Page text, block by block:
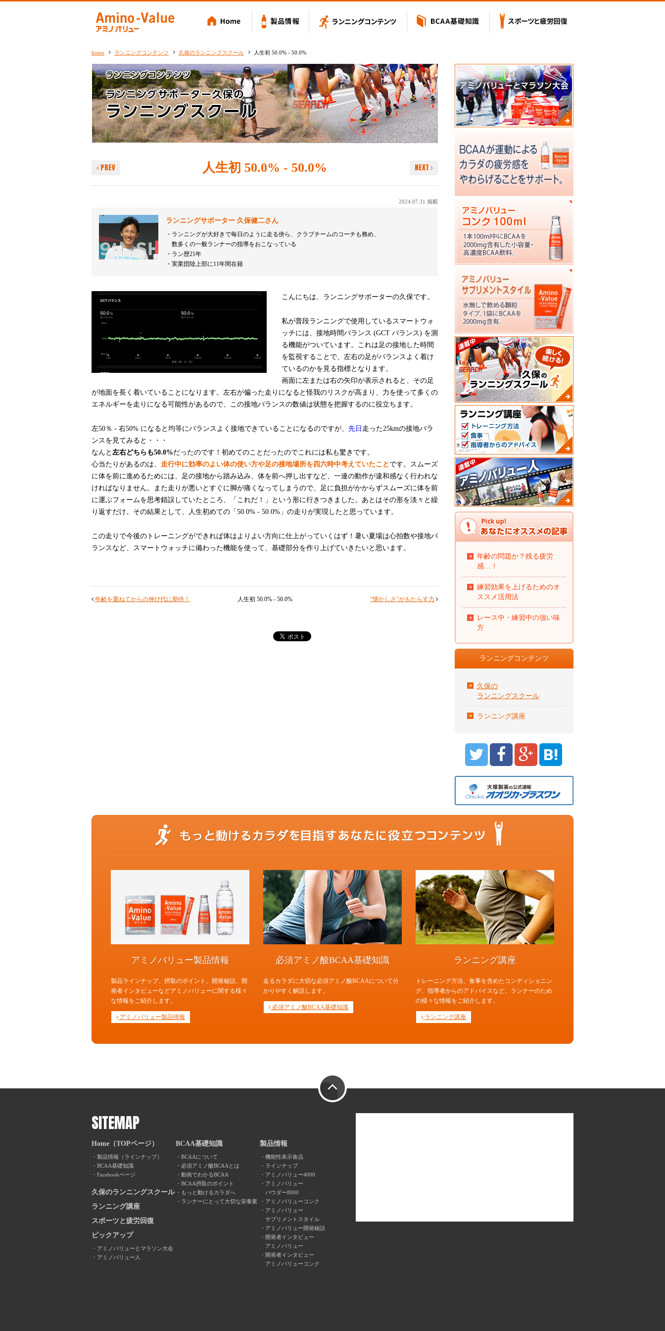
Amino-Value アミノバリュー BCAA基礎知識
home ランニングコンテンツ 久保のランニングスクール 人生初 50.0% - 50.0%
人生初 50.0% - 50.0%
PREV NEXT
2024.07.31 掲載
ランニングサポーター 久保健二さん
ランニングが大好きで毎日のように走る傍ら、クラブチームのコーチも務め、
数多くの一般ランナーの指導をおこなっている
ラン歴21年
実業団陸上部に11年間在籍
こんにちは、ランニングサポーターの久保です。
私が普段ランニングで使用しているスマートウォ
ッチには、接地時間バランス (GCT バランス) を測
る機能がついています。これは足の接地した時間
を監視することで、左右の足がバランスよく着け
ているのかを見る指標となります。
画面に左または右の矢印が表示されると、その足
が地面を長く着いていることになります。左右が偏った走りになると怪我のリスクが高まり、力を使って多くの
エネルギーを走りになる可能性があるので、この接地バランスの数値は状態を把握するのに役立ちます。
左50％ - 右50% になると均等にバランスよく接地できていることになるのですが、 先日 走った25kmの接地バラ
ンスを見てみると・・・
なんと 左右どちらも50.0%だったのです！初めてのことだったのでこれには私も驚きです。
心当たりがあるのは、 走行中に効率のよい体の使い方や足の接地場所を四六時中考えていたこと です。スムーズ
に体を前に進めるためには、足の接地から踏み込み、体を前へ押し出すなど、一連の動作が違和感なく行われな
ければなりません。また走りが悪いとすぐに脚が痛くなってしまうので、足に負担がかからずスムーズに体を前
に運ぶフォームを思考錯誤していたところ、「これだ！」という形に行きつきました。あとはその形を淡々と繰
り返すだけ。その結果として、人生初めての「50.0% - 50.0%」の走りが実現したと思っています。
この走りで今後のトレーニングができれば体はよりよい方向に仕上がっていくはず！暑い夏場は心拍数や接地バ
ランスなど、スマートウォッチに備わった機能を使って、基礎部分を作り上げていきたいと思います。
人生初 50.0% - 50.0%
年齢を重ねてからの伸び代に期待！ “懐かしさ”がもたらす力
年齢の問題か？残る疲労
感…！
練習効果を上げるためのオ
ススメ活用法
レース中・練習中の強い味
方
ランニングコンテンツ
久保の
ランニングスクール
ランニング講座
B!
もっと動ける体を目指すあなた
アミノバリュー製品情報
製品ラインナップ、摂取のポイント、開発秘話、開
発者インタビューなどアミノバリューに関する様々
な情報をご紹介します。
アミノバリュー製品情報
必須アミノ酸BCAA基礎知識
走るカラダに大切な必須アミノ酸BCAAについて分
かりやすく解説します。
必須アミノ酸BCAA基礎知識
ランニング講座
トレーニング方法、食事を含めたコンディショニン
グ、指導者からのアドバイスなど、ランナーのため
の様々な情報をご紹介します。
ランニング講座
SITEMAP
Home（TOPページ）
製品情報（ラインナップ）
BCAA基礎知識
Facebookページ
久保のランニングスクール
ランニング講座
スポーツと疲労回復
ピックアップ
アミノバリューとマラソン大会
アミノバリュー人
BCAA基礎知識
BCAAについて
必須アミノ酸BCAAとは
動画でわかるBCAA
BCAA摂取のポイント
もっと動けるカラダへ
ランナーにとって大切な栄養素
製品情報
機能性表示食品
ラインナップ
アミノバリュー4000
アミノバリュー
パウダー8000
アミノバリューコンク
アミノバリュー
サプリメントスタイル
アミノバリュー開発秘話
開発者インタビュー
アミノバリュー
開発者インタビュー
アミノバリューコンク